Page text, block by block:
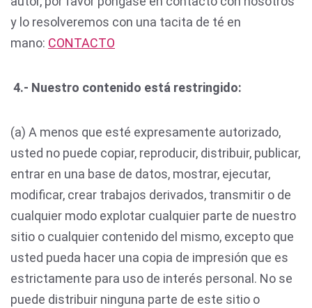
y lo resolveremos con una tacita de té en
mano: CONTACTO
4.- Nuestro contenido está restringido:
(a) A menos que esté expresamente autorizado,
usted no puede copiar, reproducir, distribuir, publicar,
entrar en una base de datos, mostrar, ejecutar,
modificar, crear trabajos derivados, transmitir o de
cualquier modo explotar cualquier parte de nuestro
sitio o cualquier contenido del mismo, excepto que
usted pueda hacer una copia de impresión que es
estrictamente para uso de interés personal. No se
puede distribuir ninguna parte de este sitio o